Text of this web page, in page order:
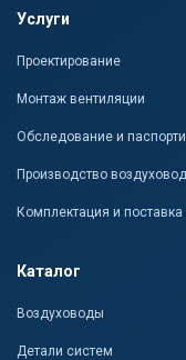
Услуги
Проектирование
Монтаж вентиляции
Обследование и
Производство
Комплектация и поставка
Каталог
Воздуховоды
Детали систем